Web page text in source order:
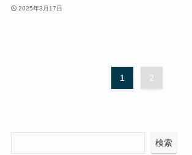
2025年3月17日
1 2
検索